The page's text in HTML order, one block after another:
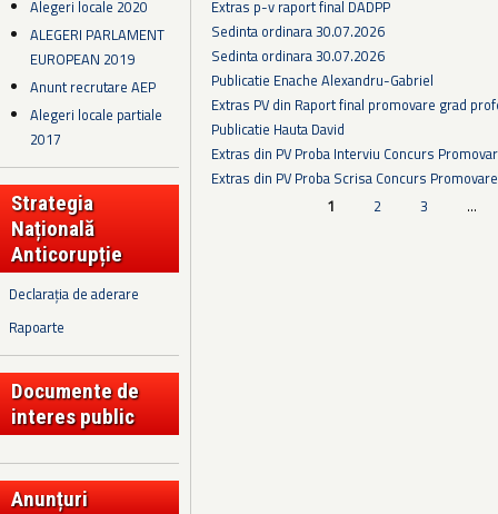
Alegeri locale 2020
ALEGERI PARLAMENT
EUROPEAN 2019
Anunt recrutare AEP
Alegeri locale partiale
2017
Strategia
Națională
Anticorupție
Declarația de aderare
Rapoarte
Documente de
interes public
Anunțuri
Extras p-v raport final DADPP
Sedinta ordinara 30.07.2026
Sedinta ordinara 30.07.2026
Publicatie Enache Alexandru-Gabriel
Extras PV din Raport final promovare grad
Publicatie Hauta David
Extras din PV Proba Interviu Concurs
Extras din PV Proba Scrisa Concurs
1 2 3 …